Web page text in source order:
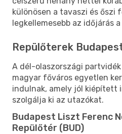
különösen a tavaszi és őszi
legkellemesebb az időjárás
Repülőterek
A dél-olaszországi
magyar főváros egyetlen
indulnak, amely jól
szolgálja ki az utazókat.
Budapest Liszt Ferenc
Repülőtér (BUD)